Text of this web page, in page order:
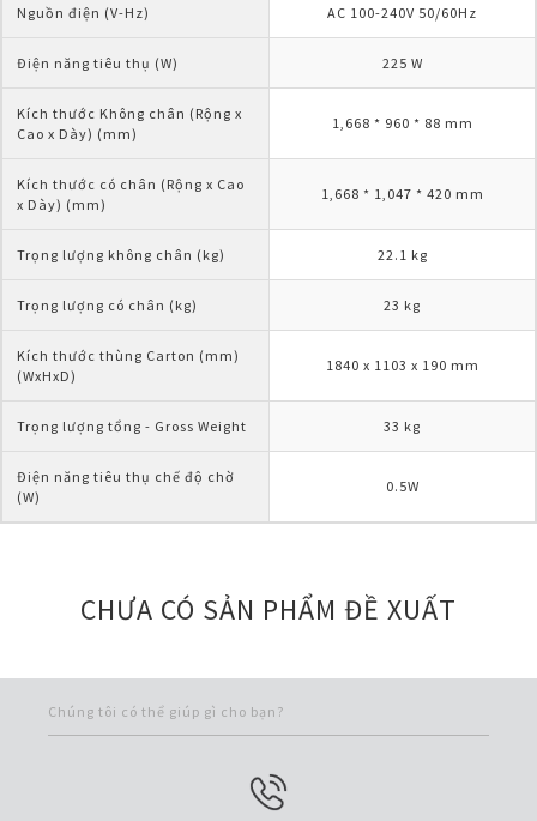
Nguồn điện (V-Hz) AC 100-240V 50/60Hz
Điện năng tiêu thụ (W) 225 W
Kích thước Không chân (Rộng x
Cao x Dày) (mm)
1,668 * 960 * 88 mm
Kích thước có chân (Rộng x Cao
x Dày) (mm)
1,668 * 1,047 * 420 mm
Trọng lượng không chân (kg) 22.1 kg
Trọng lượng có chân (kg) 23 kg
Kích thước thùng Carton (mm)
(WxHxD)
1840 x 1103 x 190 mm
Trọng lượng tổng - Gross Weight 33 kg
Điện năng tiêu thụ chế độ chờ
(W)
0.5W
CHƯA CÓ SẢN PHẨM ĐỀ XUẤT
Chúng tôi có thể giúp gì cho bạn?